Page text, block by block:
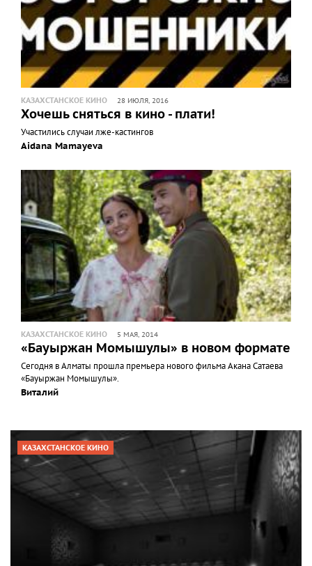
КАЗАХСТАНСКОЕ КИНО 28 ИЮЛЯ, 2016
Хочешь сняться в кино - плати!
Участились случаи лже-кастингов
Aidana Mamayeva
КАЗАХСТАНСКОЕ КИНО 5 МАЯ, 2014
«Бауыржан Момышулы» в новом формате
Сегодня в Алматы прошла премьера нового фильма Акана Сатаева
«Бауыржан Момышулы».
Виталий
КАЗАХСТАНСКОЕ КИНО